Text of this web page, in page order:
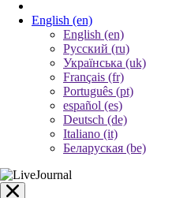
English (en)
English (en)
Русский (ru)
Українська (uk)
Français (fr)
Português (pt)
español (es)
Deutsch (de)
Italiano (it)
Беларуская (be)